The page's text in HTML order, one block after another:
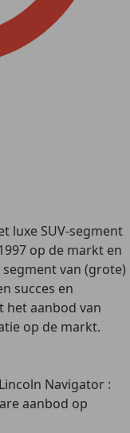
luxe SUV-segment
op de markt en
van (grote)
succes en
het aanbod van
op de markt.
Navigator :
aanbod op